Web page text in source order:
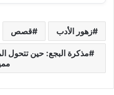
زهور الأدب قصص
مذكرة البجع: حين تتحول